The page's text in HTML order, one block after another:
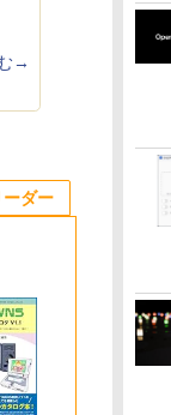
→
ーダー